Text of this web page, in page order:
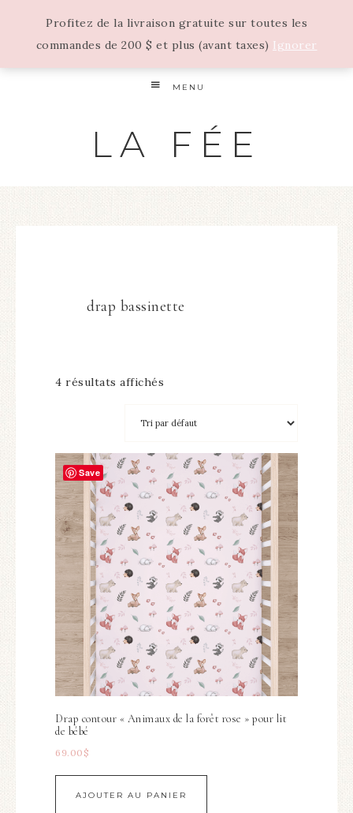
Profitez de la livraison gratuite sur toutes les
commandes de 200 $ et plus (avant taxes) Ignorer
MENU
LA FÉE
drap bassinette
4 résultats affichés
Save
Drap contour « Animaux de la forêt rose » pour lit
de bébé
69.00 $
AJOUTER AU PANIER